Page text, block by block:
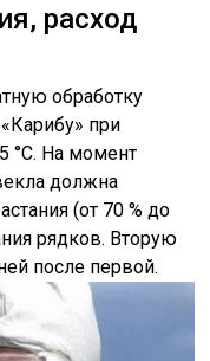
расход
обработку
при
°С. На момент
должна
(от 70 % до
рядков. Вторую
после первой.